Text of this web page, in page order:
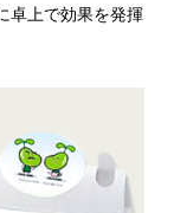
卓上で効果を発揮